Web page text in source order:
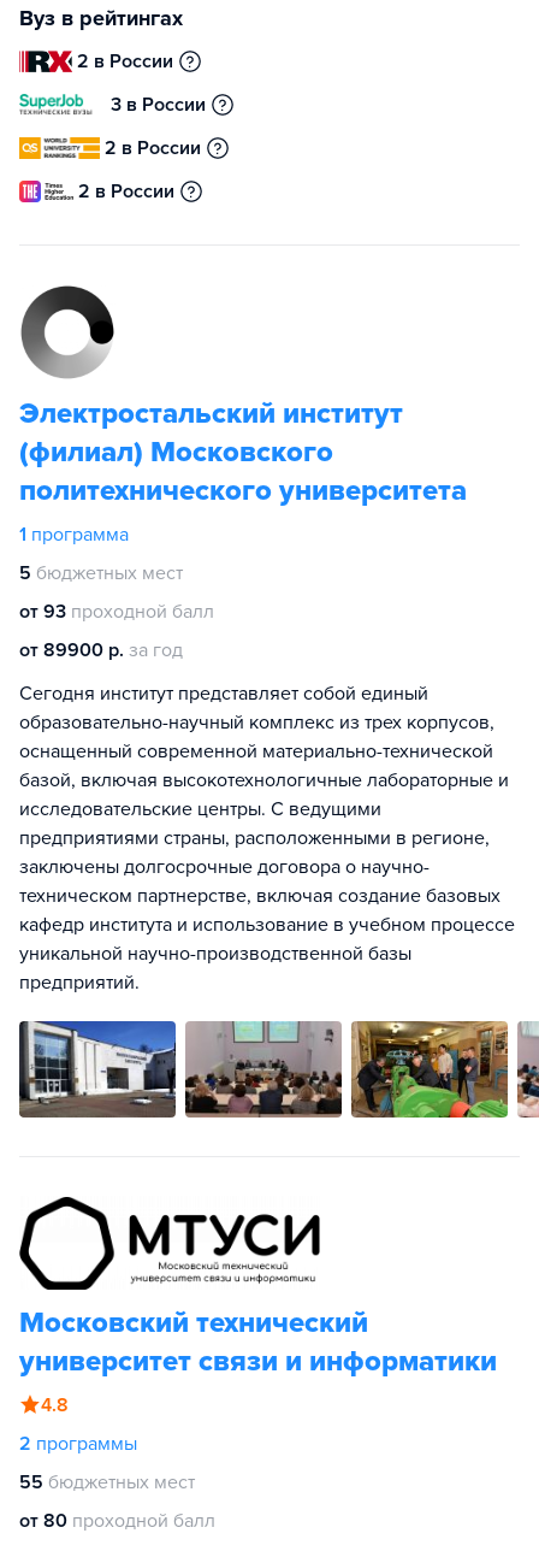
Вуз в рейтингах
2 в России
3 в России
2 в России
2 в России
Электростальский институт
(филиал) Московского
политехнического университета
1 программа
5 бюджетных мест
от 93 проходной балл
от 89900 р. за год
Сегодня институт представляет собой единый
образовательно-научный комплекс из трех корпусов,
оснащенный современной материально-технической
базой, включая высокотехнологичные лабораторные и
исследовательские центры. С ведущими
предприятиями страны, расположенными в регионе,
заключены долгосрочные договора о научно-
техническом партнерстве, включая создание базовых
кафедр института и использование в учебном процессе
уникальной научно-производственной базы
предприятий.
Московский технический
университет связи и информатики
4.8
2 программы
55 бюджетных мест
от 80 проходной балл